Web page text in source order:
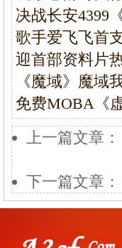
决战长安4399
歌手爱飞飞首
迎首部资料片
《魔域》魔域
免费MOBA《
上一篇文章：
下一篇文章